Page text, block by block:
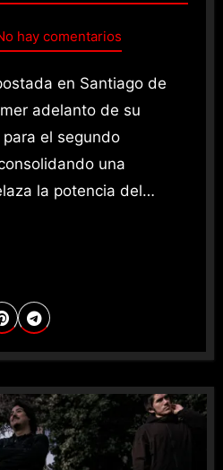
hay comentarios
adelanto de su
el segundo
una
la potencia del…